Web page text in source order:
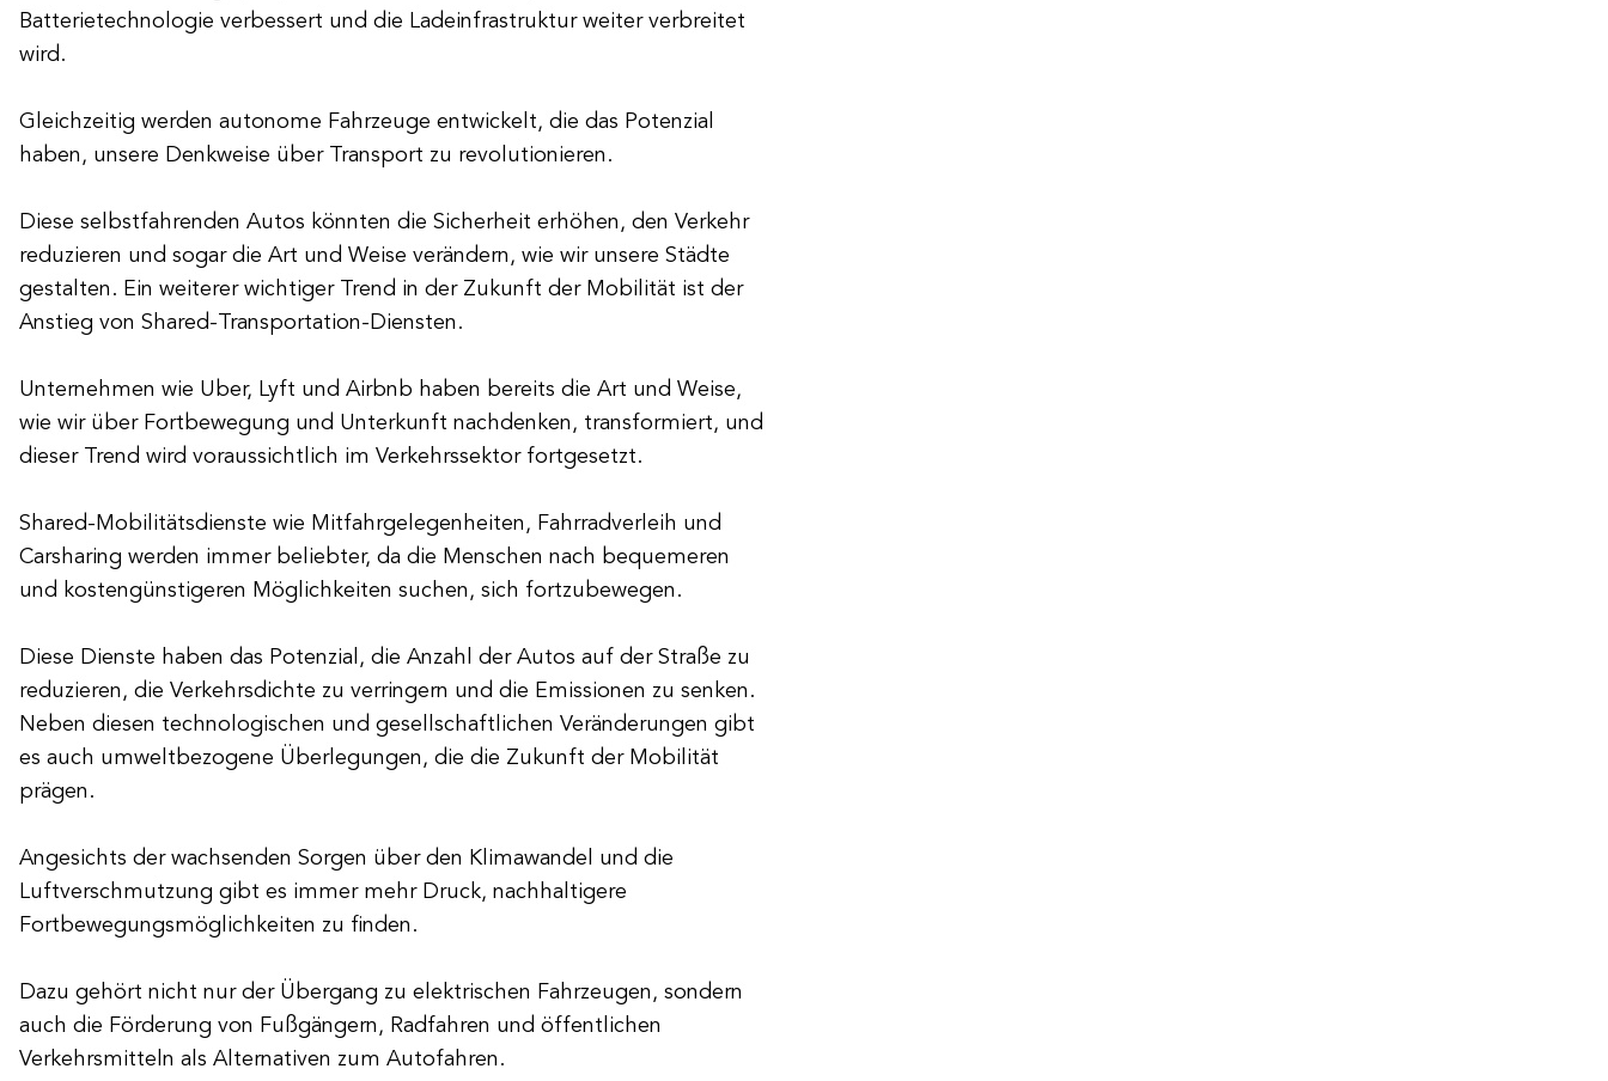
Batterietechnologie verbessert und die Ladeinfrastruktur weiter verbreitet
wird.
Gleichzeitig werden autonome Fahrzeuge entwickelt, die das Potenzial
haben, unsere Denkweise über Transport zu revolutionieren.
Diese selbstfahrenden Autos könnten die Sicherheit erhöhen, den Verkehr
reduzieren und sogar die Art und Weise verändern, wie wir unsere Städte
gestalten. Ein weiterer wichtiger Trend in der Zukunft der Mobilität ist der
Anstieg von Shared-Transportation-Diensten.
Unternehmen wie Uber, Lyft und Airbnb haben bereits die Art und Weise,
wie wir über Fortbewegung und Unterkunft nachdenken, transformiert, und
dieser Trend wird voraussichtlich im Verkehrssektor fortgesetzt.
Shared-Mobilitätsdienste wie Mitfahrgelegenheiten, Fahrradverleih und
Carsharing werden immer beliebter, da die Menschen nach bequemeren
und kostengünstigeren Möglichkeiten suchen, sich fortzubewegen.
Diese Dienste haben das Potenzial, die Anzahl der Autos auf der Straße zu
reduzieren, die Verkehrsdichte zu verringern und die Emissionen zu senken.
Neben diesen technologischen und gesellschaftlichen Veränderungen gibt
es auch umweltbezogene Überlegungen, die die Zukunft der Mobilität
prägen.
Angesichts der wachsenden Sorgen über den Klimawandel und die
Luftverschmutzung gibt es immer mehr Druck, nachhaltigere
Fortbewegungsmöglichkeiten zu finden.
Dazu gehört nicht nur der Übergang zu elektrischen Fahrzeugen, sondern
auch die Förderung von Fußgängern, Radfahren und öffentlichen
Verkehrsmitteln als Alternativen zum Autofahren.